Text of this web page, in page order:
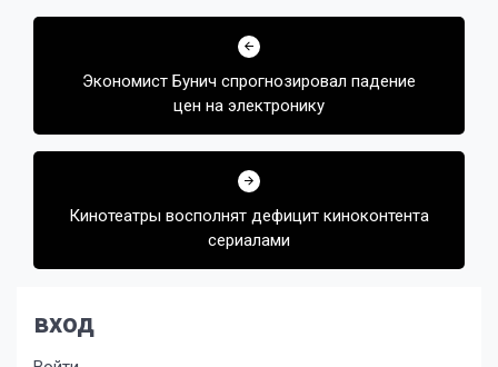
Навигация
записямЭкономист Бунич спрогнозировал падение
цен на электронику
Кинотеатры восполнят дефицит киноконтента
сериалами
вход